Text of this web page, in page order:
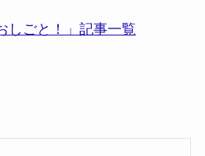
しごと！」記事一覧